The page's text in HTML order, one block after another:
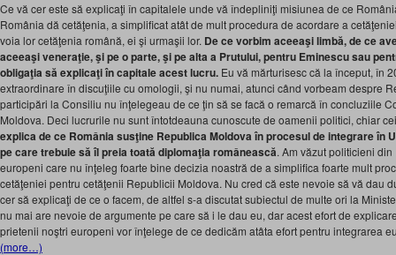
Ce vă cer este să explicaţi în capitalele unde vă îndepliniţi misiunea de ce
România dă cetăţenia, a simplificat atât de mult procedura de acordare a
voia lor cetăţenia română, ei şi urmaşii lor. De ce vorbim aceeaşi limbă, de ce
aceeaşi veneraţie, şi pe o parte, şi pe alta a Prutului, pentru Eminescu sau
obligaţia să explicaţi în capitale acest lucru. Eu vă mărturisesc că la început, în
extraordinare în discuţiile cu omologii, şi nu numai, atunci când vorbeam despre
participări la Consiliu nu înţelegeau de ce ţin să se facă o remarcă în concluziile
Moldova. Deci lucrurile nu sunt întotdeauna cunoscute de oamenii politici, chiar
explica de ce România susţine Republica Moldova în procesul de integrare în
pe care trebuie să îl preia toată diplomaţia românească. Am văzut politicieni
europeni care nu înţeleg foarte bine decizia noastră de a simplifica foarte mult
cetăţeniei pentru cetăţenii Republicii Moldova. Nu cred că este nevoie să vă dau
cer să explicaţi de ce o facem, de altfel s-a discutat subiectul de multe ori la
nu mai are nevoie de argumente pe care să i le dau eu, dar acest efort de
prietenii noştri europeni vor înţelege de ce dedicăm atâta efort pentru integrarea
(more…)